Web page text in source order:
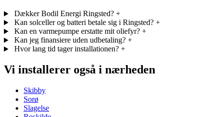
Dækker Bodil Energi Ringsted? +
Kan solceller og batteri betale sig i Ringsted? +
Kan en varmepumpe erstatte mit oliefyr? +
Kan jeg finansiere uden udbetaling? +
Hvor lang tid tager installationen? +
Vi installerer også i nærheden
Skibby
Sorø
Slagelse